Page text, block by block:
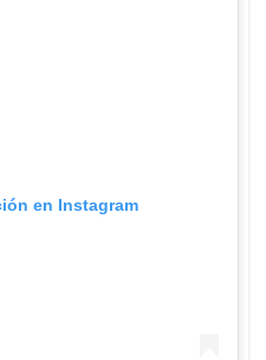
en Instagram